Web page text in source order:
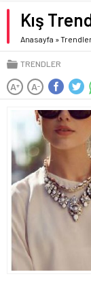
Kış
Anasayfa »
TRENDLER
A+ A-